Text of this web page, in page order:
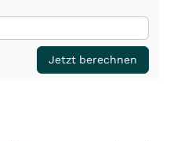
Jetzt berechnen